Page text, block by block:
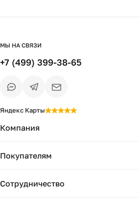
Компания
Проекты
Покупателям
Доставка и оплата
Сотрудничество
МЫ НА СВЯЗИ
+7 (499) 399-38-65
Яндекс Карты